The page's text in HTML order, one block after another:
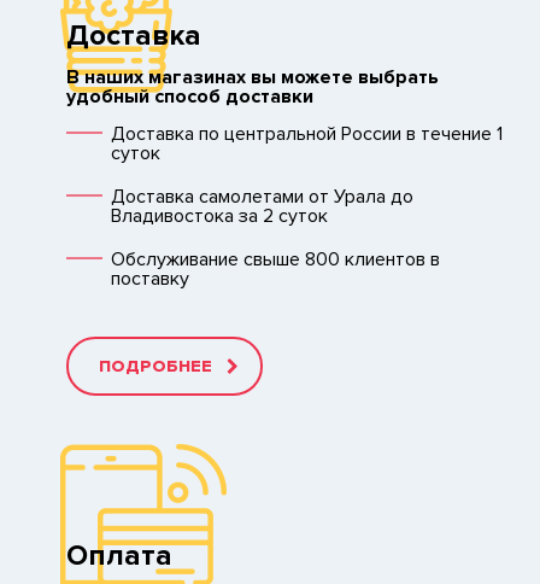
Доставка
В наших магазинах вы можете выбрать
удобный способ доставки
Доставка по центральной России в течение 1
суток
Доставка самолетами от Урала до
Владивостока за 2 суток
Обслуживание свыше 800 клиентов в
поставку
ПОДРОБНЕЕ
Оплата